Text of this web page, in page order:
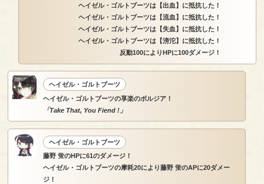
ヘイゼル・ゴルトブーツは【出血】に抵抗した！
ヘイゼル・ゴルトブーツは【流血】に抵抗した！
ヘイゼル・ゴルトブーツは【失血】に抵抗した！
ヘイゼル・ゴルトブーツは【滂沱】に抵抗した！
反動100によりHPに100ダメージ！
ヘイゼル・ゴルトブーツ
ヘイゼル・ゴルトブーツの享楽のボルジア！
「Take That, You Fiend !」
ヘイゼル・ゴルトブーツ
藤野 蛍のHPに61のダメージ！
ヘイゼル・ゴルトブーツの摩耗20により藤野 蛍のAPに20ダメー
ジ！